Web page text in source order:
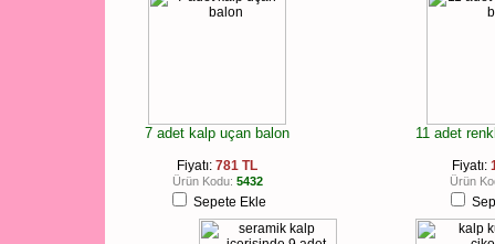
7 adet kalp uçan balon
Fiyatı: 781 TL
Ürün Kodu: 5432
Sepete Ekle
11 adet
Fiyatı:
Ürün